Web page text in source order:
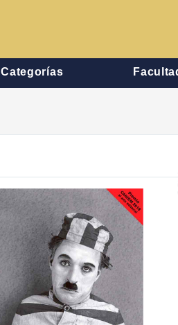
Categorías